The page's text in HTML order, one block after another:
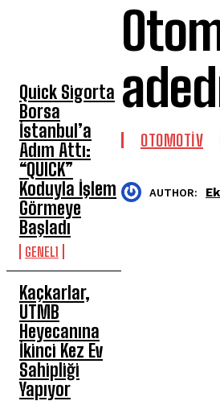
Quick Sigorta
Borsa
İstanbul’a
Adım Attı:
“QUICK”
Koduyla İşlem
Görmeye
Başladı
GENEL1
Kaçkarlar,
UTMB
Heyecanına
İkinci Kez Ev
Sahipliği
Yapıyor
OTOMOTİV
AUTHOR: